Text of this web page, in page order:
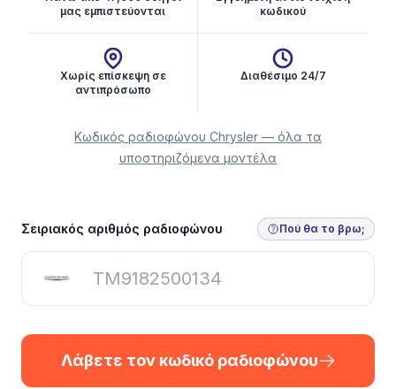
μας εμπιστεύονται
κωδικού
Χωρίς επίσκεψη σε
αντιπρόσωπο
Διαθέσιμο 24/7
Κωδικός ραδιοφώνου Chrysler — όλα τα
υποστηριζόμενα μοντέλα
Λάβετε τον κωδικό ραδιοφώνου
Σειριακός αριθμός ραδιοφώνου Πού θα το βρω;
Λάβετε τον κωδικό ραδιοφώνου